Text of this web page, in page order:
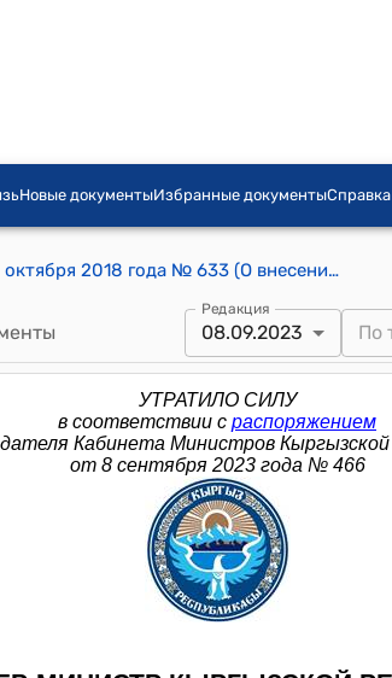
Новые документыИзбранные документыСправка
Распоряжение Премьер-министра КР от 22 октября 2018 года № 633 (О внесении изменения в распоряжение Премьер-министра Кыргызской Республики от 30 января 2015 года № 19)
Редакция
08.09.2023